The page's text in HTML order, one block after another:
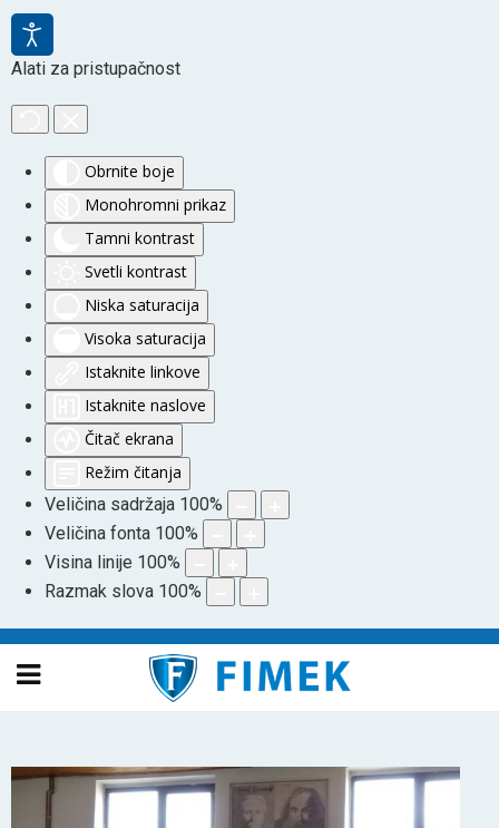
Alati za pristupačnost
Obrnite boje
Monohromni prikaz
Tamni kontrast
Svetli kontrast
Niska saturacija
Visoka saturacija
Istaknite linkove
Istaknite naslove
Čitač ekrana
Režim čitanja
Veličina sadržaja 100%
Veličina fonta 100%
Visina linije 100%
Razmak slova 100%